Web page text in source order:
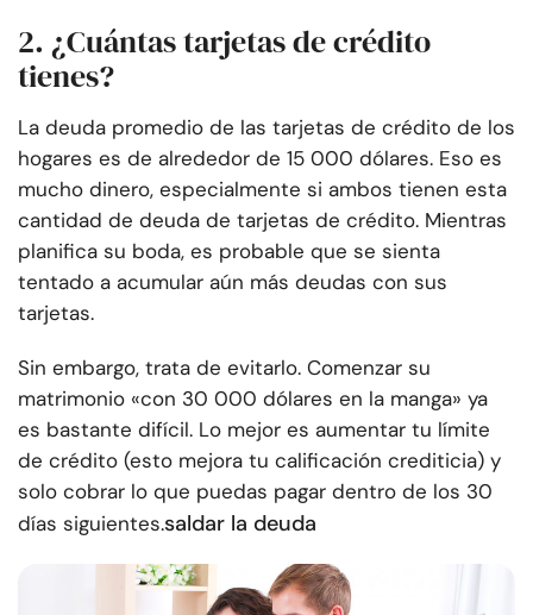
2. ¿Cuántas tarjetas de crédito
tienes?
La deuda promedio de las tarjetas de crédito de los
hogares es de alrededor de 15 000 dólares. Eso es
mucho dinero, especialmente si ambos tienen esta
cantidad de deuda de tarjetas de crédito. Mientras
planifica su boda, es probable que se sienta
tentado a acumular aún más deudas con sus
tarjetas.
Sin embargo, trata de evitarlo. Comenzar su
matrimonio «con 30 000 dólares en la manga» ya
es bastante difícil. Lo mejor es aumentar tu límite
de crédito (esto mejora tu calificación crediticia) y
solo cobrar lo que puedas pagar dentro de los 30
días siguientes.saldar la deuda